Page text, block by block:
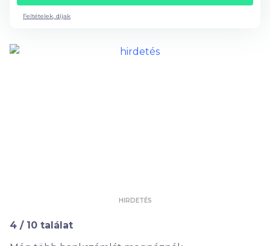
Feltételek, díjak
HIRDETÉS
4 / 10 találat